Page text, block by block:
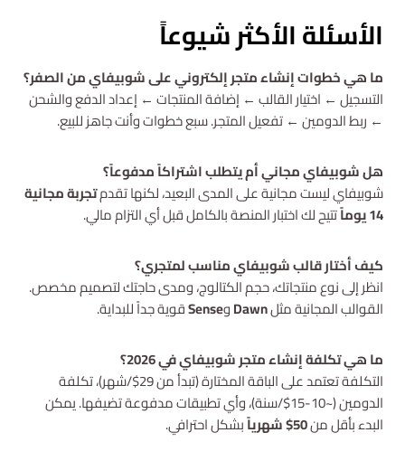
الأسئلة الأكثر شيوعاً
ما هي خطوات إنشاء متجر إلكتروني على شوبيفاي من الصفر؟
التسجيل ← اختيار القالب ← إضافة المنتجات ← إعداد الدفع والشحن
← ربط الدومين ← تفعيل المتجر. سبع خطوات وأنت جاهز للبيع.
هل شوبيفاي مجاني أم يتطلب اشتراكاً مدفوعاً؟
شوبيفاي ليست مجانية على المدى البعيد، لكنها تقدمتجربة مجانية
14 يوماً
تتيح لك اختبار المنصة بالكامل قبل أي التزام مالي.
كيف أختار قالب شوبيفاي مناسب لمتجري؟
انظر إلى نوع منتجاتك، حجم الكتالوج، ومدى حاجتك لتصميم مخصص.
القوالب المجانية مثلDawnوSenseقوية جداً للبداية.
ما هي تكلفة إنشاء متجر شوبيفاي في 2026؟
التكلفة تعتمد على الباقة المختارة (تبدأ من 29$/شهر)، تكلفة
الدومين (~10-15$/سنة)، وأي تطبيقات مدفوعة تضيفها. يمكن
البدء بأقل من50$ شهرياً
بشكل احترافي.